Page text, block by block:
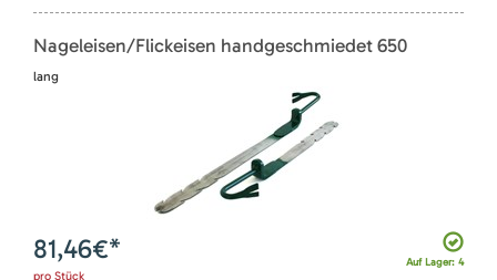
Nageleisen/Flickeisen handgeschmiedet 650
lang
Auf Lager: 4
81,46€*
pro Stück